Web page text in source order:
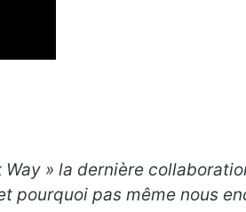
» la dernière
pourquoi pas même nous